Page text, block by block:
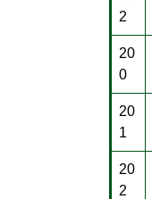
2
20
0
20
1
20
2